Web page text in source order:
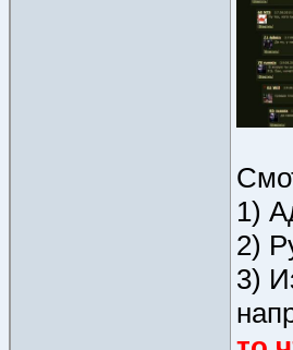
1)
2)
3)